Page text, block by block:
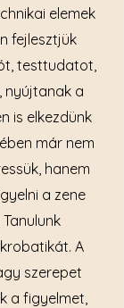
elemek
fejlesztjük
testtudatot,
nyújtanak a
is elkezdünk
már nem
hanem
a zene
A
szerepet
a figyelmet,